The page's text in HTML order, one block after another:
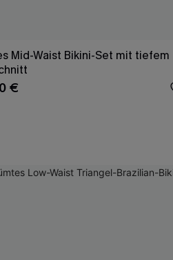
Mid-Waist Bikini-Set mit tiefem
€